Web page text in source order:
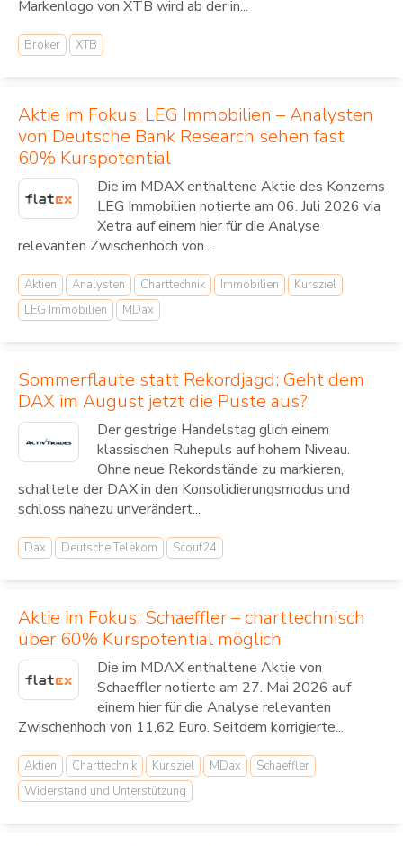
Markenlogo von XTB wird ab der in...
Broker XTB
Aktie im Fokus: LEG Immobilien – Analysten
von Deutsche Bank Research sehen fast
60% Kurspotential
Die im MDAX enthaltene Aktie des Konzerns
LEG Immobilien notierte am 06. Juli 2026 via
Xetra auf einem hier für die Analyse
relevanten Zwischenhoch von...
Aktien Analysten Charttechnik Immobilien
Kursziel
LEG Immobilien
MDax
Sommerflaute statt Rekordjagd: Geht dem
DAX im August jetzt die Puste aus?
Der gestrige Handelstag glich einem
klassischen Ruhepuls auf hohem Niveau.
Ohne neue Rekordstände zu markieren,
schaltete der DAX in den Konsolidierungsmodus und
schloss nahezu unverändert...
Dax Deutsche Telekom Scout24
Aktie im Fokus: Schaeffler – charttechnisch
über 60% Kurspotential möglich
Die im MDAX enthaltene Aktie von
Schaeffler notierte am 27. Mai 2026 auf
einem hier für die Analyse relevanten
Zwischenhoch von 11,62 Euro. Seitdem korrigierte...
Aktien Charttechnik Kursziel MDax
Schaeffler
Widerstand und Unterstützung